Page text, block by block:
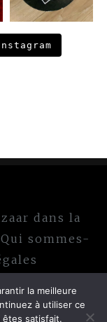
dans la
Qui sommes-
la meilleure
à utiliser ce
satisfait.